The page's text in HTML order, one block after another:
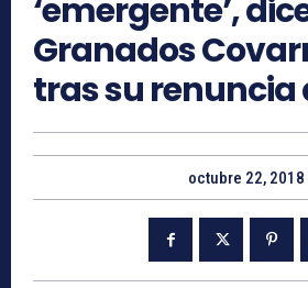
‘emergente’,
Granados
tras su renuncia
octubre 22, 2018